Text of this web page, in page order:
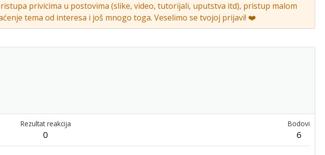
privicima u postovima (slike, video, tutorijali, uputstva itd), pristup malom
tema od interesa i još mnogo toga. Veselimo se tvojoj prijavi! ❤️
Rezultat reakcija
0
Bodovi
6